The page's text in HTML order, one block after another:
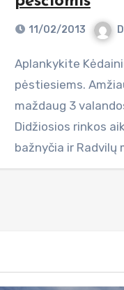
11/02/2013
Aplankykite Kėdainius pėsčiomis. Maršrutas sudarytas
pėstiesiems.
maždaug 3
Didžiosios rinkos
bažnyčia ir Radvilų